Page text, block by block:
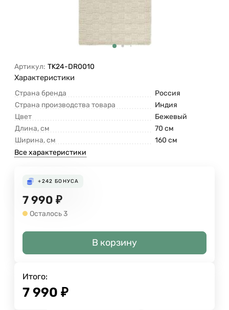
Артикул: TK24-DR0010
Характеристики
Страна бренда
Россия
Страна производства товара
Индия
Цвет
Бежевый
Длина, см
70 см
Ширина, см
160 см
Все характеристики
+242 БОНУСА
7 990 ₽
Осталось 3
В корзину
Итого:
7 990 ₽